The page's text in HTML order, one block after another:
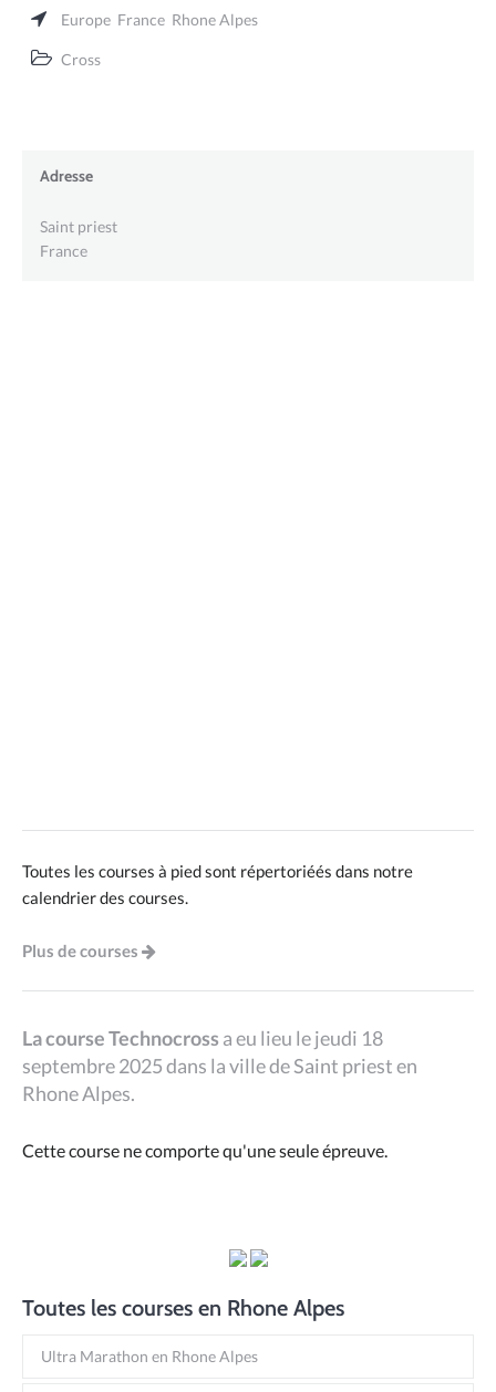
Europe France Rhone Alpes
Cross
Adresse
Saint priest
France
Toutes les courses à pied sont répertoriéés dans notre
calendrier des courses.
Plus de courses
La course Technocross a eu lieu le jeudi 18
septembre 2025 dans la ville de Saint priest en
Rhone Alpes.
Cette course ne comporte qu'une seule épreuve.
Toutes les courses en Rhone Alpes
Ultra Marathon en Rhone Alpes